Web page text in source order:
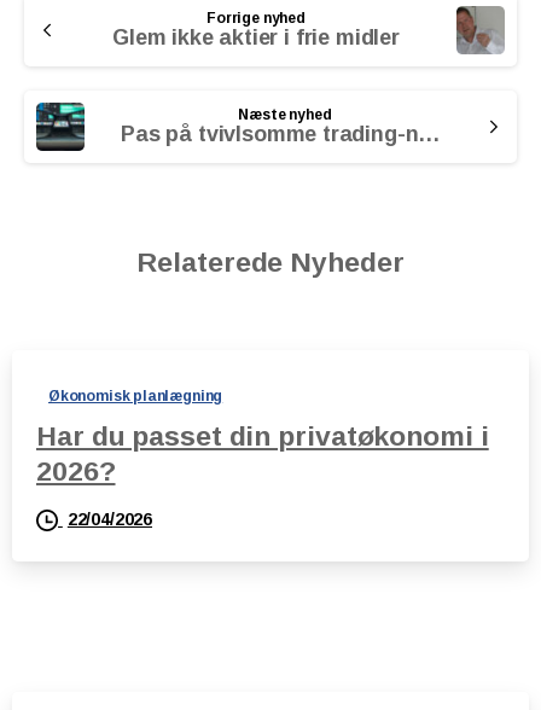
Reading
Forrige nyhed
Glem ikke aktier i frie midler
Næste nyhed
Pas på tvivlsomme trading-netværk
Relaterede Nyheder
Økonomisk planlægning
Har du passet din privatøkonomi i
2026?
22/04/2026